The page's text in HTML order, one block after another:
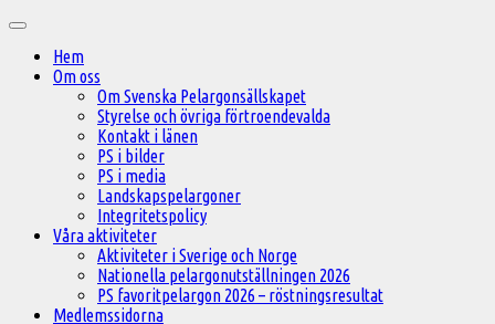
innehåll
Huvudmeny
Hem
Om oss
Om Svenska Pelargonsällskapet
Styrelse och övriga förtroendevalda
Kontakt i länen
PS i bilder
PS i media
Landskapspelargoner
Integritetspolicy
Våra aktiviteter
Aktiviteter i Sverige och Norge
Nationella pelargonutställningen 2026
PS favoritpelargon 2026 – röstningsresultat
Medlemssidorna